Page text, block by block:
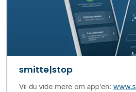
smitte|stop
Vil du vide mere om app’en: